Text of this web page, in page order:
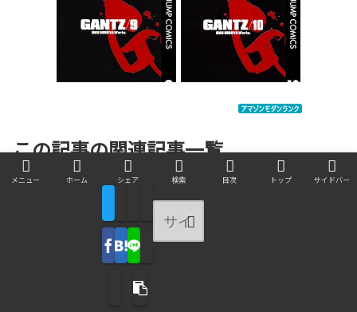
この記事の関連記事一覧
メニュー ホーム シェア 検索 目次 トップ サイドバー